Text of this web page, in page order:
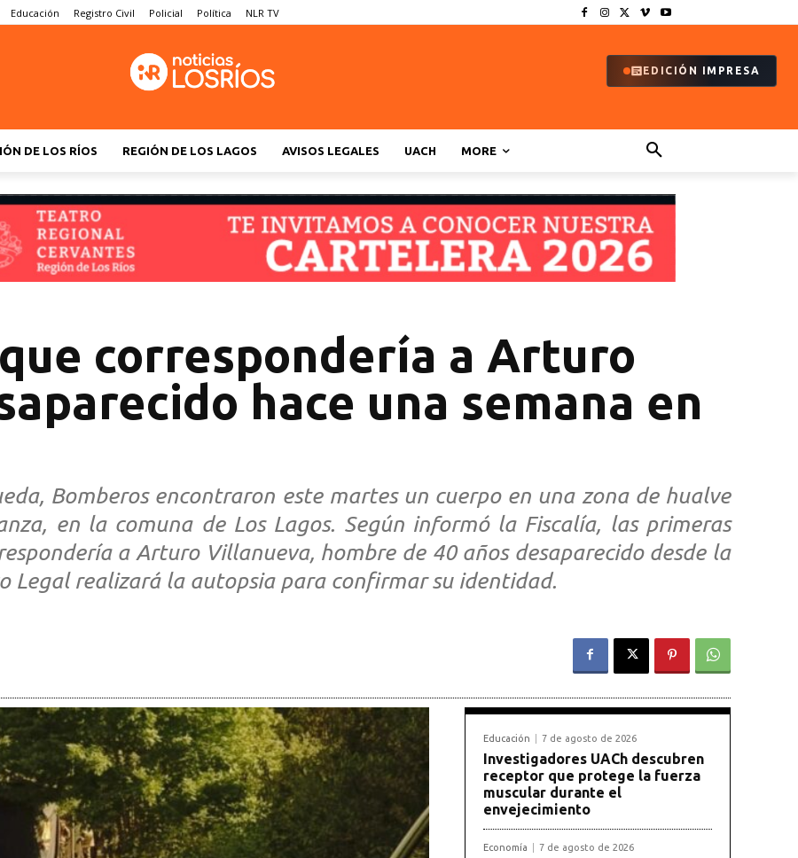
Educación Registro Civil Policial Política NLR TV
EDICIÓN IMPRESA
DE LOS RÍOS REGIÓN DE LOS LAGOS AVISOS LEGALES UACH MORE
correspondería a Arturo
hace una semana en
Bomberos encontraron este martes un cuerpo en una zona de hualve
en la comuna de Los Lagos. Según informó la Fiscalía, las primeras
a Arturo Villanueva, hombre de 40 años desaparecido desde la
Legal realizará la autopsia para confirmar su identidad.
Educación 7 de agosto de 2026
Investigadores UACh descubren
receptor que protege la fuerza
muscular durante el
envejecimiento
Economía 7 de agosto de 2026